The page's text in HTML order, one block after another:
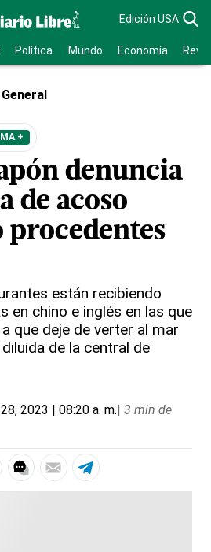
Edición USA
Política Mundo Economía
General
+
denuncia
de acoso
procedentes
están recibiendo
en chino e inglés en las que
que deje de verter al mar
de la central de
2023 | 08:20 a. m.| 3 min de